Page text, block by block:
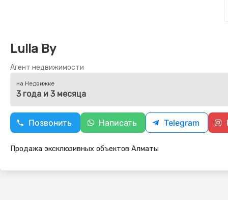
Lulla By
Агент недвижимости
на Недвижке
3 года и 3 месяца
Позвонить Написать Telegram